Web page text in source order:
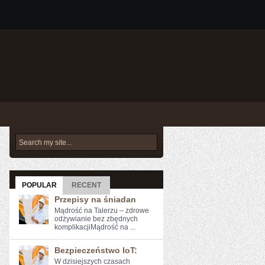
POPULAR RECENT
Przepisy na śniadan
Mądrość na Talerzu – zdrowe
odżywianie bez zbędnych
komplikacjiMądrość na ...
Bezpieczeństwo IoT:
W dzisiejszych ​czasach